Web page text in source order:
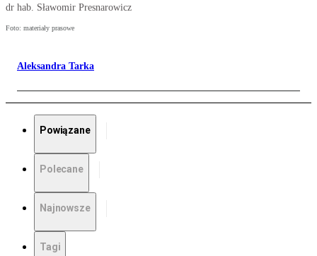
dr hab. Sławomir Presnarowicz
Foto: materiały prasowe
Aleksandra Tarka
Powiązane
Polecane
Najnowsze
Tagi